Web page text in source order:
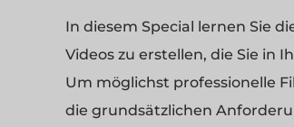
In diesem Special lernen Sie
Videos zu erstellen, die Sie in
Um möglichst professionelle
die grundsätzlichen